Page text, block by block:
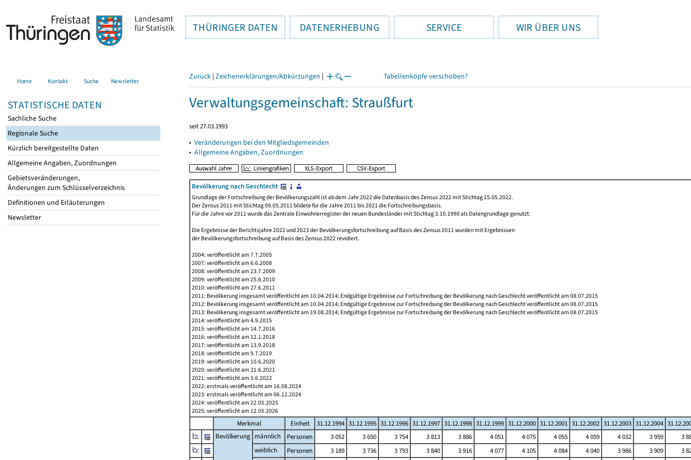
THÜRINGER DATEN DATENERHEBUNG SERVICE WIR ÜBER UNS
Home Kontakt Suche Newsletter
STATISTISCHE DATEN
Sachliche Suche
Regionale Suche
Kürzlich bereitgestellte Daten
Allgemeine Angaben, Zuordnungen
Gebietsveränderungen,
Änderungen zum Schlüsselverzeichnis
Definitionen und Erläuterungen
Newsletter
Zurück | Zeichenerklärungen/Abkürzungen | Tabellenköpfe verschoben?
Verwaltungsgemeinschaft: Straußfurt
seit 27.03.1993
▸ Veränderungen bei den Mitgliedsgemeinden
▸ Allgemeine Angaben, Zuordnungen
Bevölkerung nach Geschlecht
Grundlage der Fortschreibung der Bevölkerungszahl ist ab dem Jahr 2022 die Datenbasis des Zensus 2022 mit Stichtag 15.05.2022.
Der Zensus 2011 mit Stichtag 09.05.2011 bildete für die Jahre 2011 bis 2021 die Fortschreibungsbasis.
Für die Jahre vor 2011 wurde das Zentrale Einwohnerregister der neuen Bundesländer mit Stichtag 3.10.1990 als Datengrundlage genutzt.
Die Ergebnisse der Berichtsjahre 2022 und 2023 der Bevölkerungsfortschreibung auf Basis des Zensus 2011 wurden mit Ergebnissen
der Bevölkerungsfortschreibung auf Basis des Zensus 2022 revidiert.
2004: veröffentlicht am 7.7.2005
2007: veröffentlicht am 6.6.2008
2008: veröffentlicht am 23.7.2009
2009: veröffentlicht am 25.6.2010
2010: veröffentlicht am 27.6.2011
2011: Bevölkerung insgesamt veröffentlicht am 10.04.2014; Endgültige Ergebnisse zur Fortschreibung der Bevölkerung nach Geschlecht veröffentlicht am 08.07.2015
2012: Bevölkerung insgesamt veröffentlicht am 10.04.2014; Endgültige Ergebnisse zur Fortschreibung der Bevölkerung nach Geschlecht veröffentlicht am 08.07.2015
2013: Bevölkerung insgesamt veröffentlicht am 19.08.2014; Endgültige Ergebnisse zur Fortschreibung der Bevölkerung nach Geschlecht veröffentlicht am 08.07.2015
2014: veröffentlicht am 4.9.2015
2015: veröffentlicht am 14.7.2016
2016: veröffentlicht am 12.1.2018
2017: veröffentlicht am 13.9.2018
2018: veröffentlicht am 9.7.2019
2019: veröffentlicht am 10.6.2020
2020: veröffentlicht am 21.6.2021
2021: veröffentlicht am 3.6.2022
2022: erstmals veröffentlicht am 16.08.2024
2023: erstmals veröffentlicht am 06.12.2024
2024: veröffentlicht am 22.05.2025
2025: veröffentlicht am 12.05.2026
Merkmal Einheit 31.12.1994 31.12.1995 31.12.1996 31.12.1997 31.12.1998 31.12.1999 31.12.2000 31.12.2001 31.12.2002 31.12.2003 31.12.2004
Bevölkerung männlich Personen 3 052 3 650 3 754 3 813 3 886 4 051 4 075 4 055 4 059 4 032 3 959
3
weiblich
Personen 3 189 3 736 3 793 3 840 3 916 4 077 4 105 4 084 4 040 3 986 3 909
3